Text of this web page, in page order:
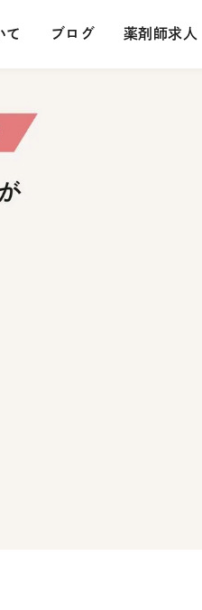
て ブログ 薬剤師求人